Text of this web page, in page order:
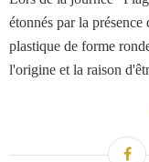
étonnés par la
plastique de forme
l'origine et la raison